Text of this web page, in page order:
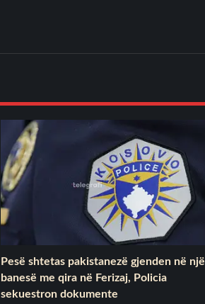
Pesë shtetas pakistanezë gjenden në një
banesë me qira në Ferizaj, Policia
sekuestron dokumente